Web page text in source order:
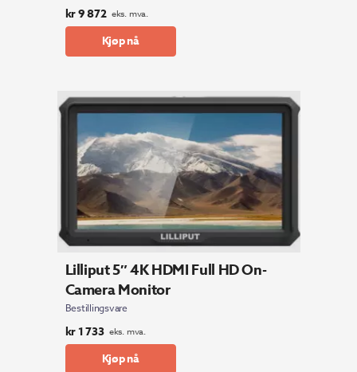
kr9 872 eks. mva.
Kjøp nå
Lilliput 5″ 4K HDMI Full HD On-
Camera Monitor
Bestillingsvare
kr1 733 eks. mva.
Kjøp nå